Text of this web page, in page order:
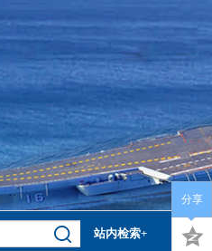
站内检索+
分享